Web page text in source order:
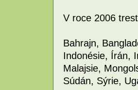
V roce 2006
Bahrajn,
Indonésie, Írán,
Malajsie,
Súdán, Sýrie,